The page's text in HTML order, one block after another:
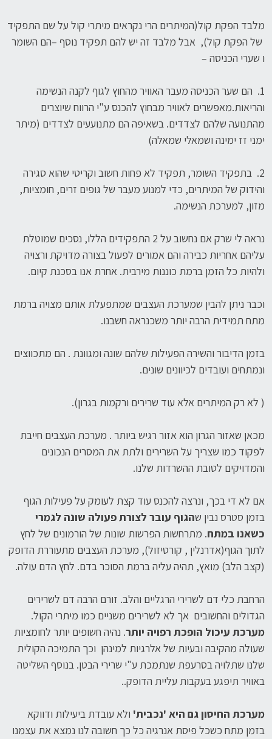
מלבד הפקת קול(המיתרים הרי נקראים מיתרי קול על שם התפקיד
של הפקת קול), אבל מלבד זה יש להם תפקיד נוסף –הם השומר
ו שערי הכניסה –
1. הם שער הכניסה מעבר האוויר מהחוץ לגוף לקנה הנשימה
והריאות.מאפשרים לאוויר מבחוץ להכנס ע"י הרווח שיוצרים
מהתנועה שלהם לצדדים. בשאיפה הם מתנועעים לצדדים (מיתר
ימני זז ימינה ושמאלי שמאלה)
2. בתפקיד השומר, תפקיד לא פחות חשוב וקריטי שהוא סגירה
והידוק של המיתרים, כדי למנוע מעבר של גופים זרים, חומציות,
מזון, למערכת הנשימה.
נראה לי שרק אם נחשוב על 2 התפקידים הללו, נסכים שמוטלת
עליהם אחריות כבירה והם אמורים לפעול בצורה מדויקת ורצויה
ולהיות כל הזמן ברמת כוננות מירבית. אחרת אנו בסכנת קיום.
וכבר ניתן להבין שמערכת העצבים שמתפעלת אותם מצויה ברמת
מתח תמידית הרבה יותר משכנראה חשבנו.
בזמן הדיבור והשירה הפעילות שלהם שונה ומגוונת . הם מתכווצים
ונמתחים ועובדים לכיוונים שונים.
( לא רק המיתרים אלא עוד שרירים ורקמות בגרון).
מכאן שאזור הגרון הוא אזור רגיש ביותר . מערכת העצבים חייבת
לפקוד כמו שצריך על השרירים ולתת את המסרים הנכונים
והמדויקים לטובת ההשרדות שלנו.
אם לא די בכך, ונרצה להכנס עוד קצת לעומק על פעילות הגוף
בזמן סטרס נבין שהגוף עובר לצורת פעולה שונה לגמרי
כשאנו במתח. מתרחשות הפרשות שונות של הורמונים של לחץ
לתוך הגוף(אדרנלין , קורטיזול), מערכת העצבים מתעוררת הדופק
(קצב הלב) מואץ, תהיה עליה ברמת הסוכר בדם. לחץ הדם עולה.
הרחבת כלי דם לשרירי הרגליים והלב. זורם הרבה דם לשרירים
הגדולים והחשובים אך לא לשרירים משניים כמו מיתרי הקול.
מערכת עיכול הופכת רפויה יותר. נהיה חשופים יותר לחומציות
שעולה מהקיבה ובעיות של אלרגיות למינהן וכך התמיכה הקולית
שלנו שתלויה בסרעפת שנתמכת ע"י שרירי הבטן. בנוסף השליטה
באוויר תיפגע בעקבות עליית הדופק..
מערכת החיסון גם היא 'נכבית' ולא עובדת ביעילות ודווקא
בזמן מתח כשכל פיסת אנרגיה כל כך חשובה לנו נמצא את עצמנו